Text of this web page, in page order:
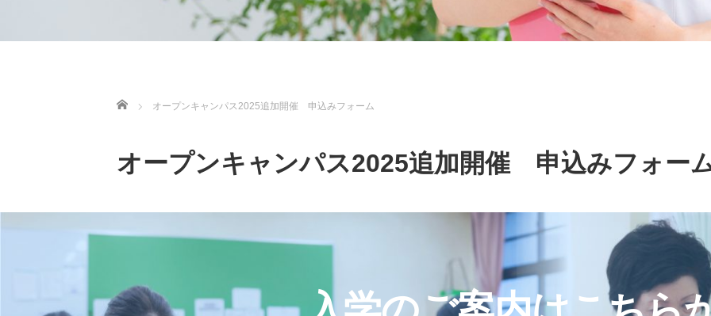
ホーム オープンキャンパス2025追加開催 申込みフォーム
オープンキャンパス2025追加開催 申込みフォー